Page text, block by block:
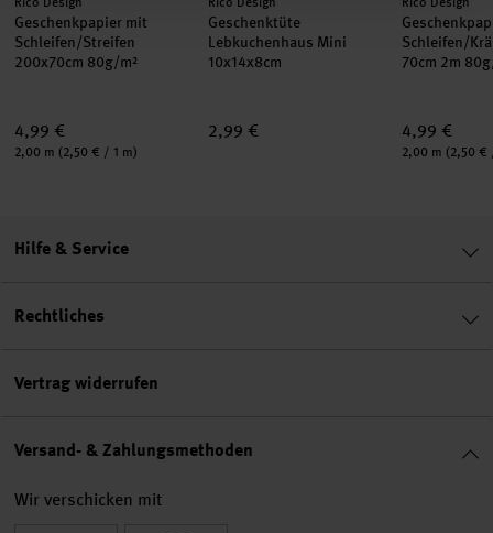
Geschenkpapier mit
Schleifen/Streifen
200x70cm 80g/m²
4,99 €
Inhalt:
2,00 m (2,50 € / 1 m)
Geschenktüte
Lebkuchenhaus Mini
10x14x8cm
2,99 €
Schleifen/
70cm 2m
4,99 €
Inhalt:
2,00 m (2,50 €
Hilfe & Service
Rechtliches
Vertrag widerrufen
Versand- & Zahlungsmethoden
Wir verschicken mit